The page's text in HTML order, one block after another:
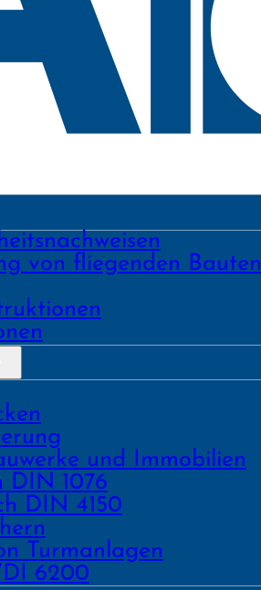
von fliegenden Bauten
und Immobilien
DIN 1076
DIN 4150
Turm­anlagen
6200